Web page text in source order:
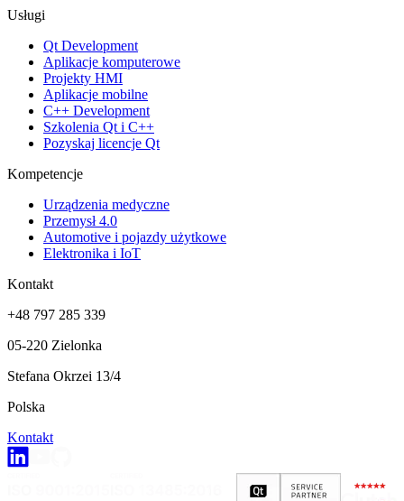
Usługi
Qt Development
Aplikacje komputerowe
Projekty HMI
Aplikacje mobilne
C++ Development
Szkolenia Qt i C++
Pozyskaj licencje Qt
Kompetencje
Urządzenia medyczne
Przemysł 4.0
Automotive i pojazdy użytkowe
Elektronika i IoT
Kontakt
+48 797 285 339
05-220 Zielonka
Stefana Okrzei 13/4
Polska
Kontakt